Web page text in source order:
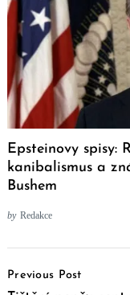
Epsteinovy spisy:
kanibalismus a
Bushem
by Redakce
Navigation
Previous Post